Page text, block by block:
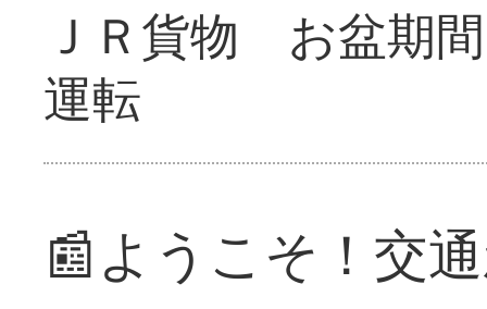
ＪＲ貨物 お盆期
運転
📰ようこそ！交